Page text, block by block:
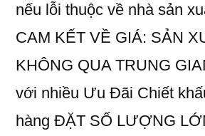
nếu lỗi thuộc về nhà sản
CAM KẾT VỀ GIÁ: SẢN
KHÔNG QUA TRUNG
với nhiều Ưu Đãi Chiết
hàng ĐẶT SỐ LƯỢNG